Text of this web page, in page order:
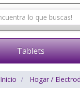
Tablets
Inicio Hogar /